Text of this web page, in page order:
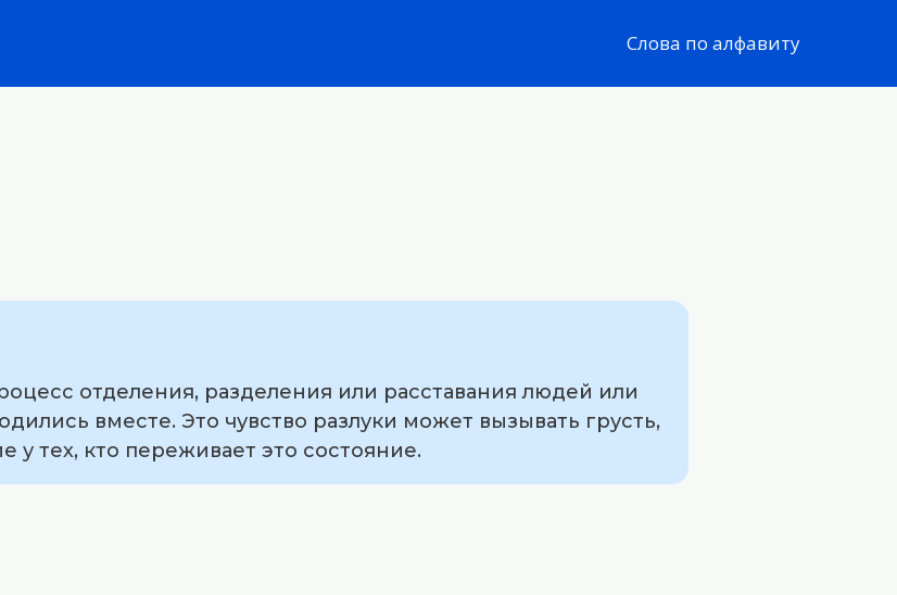
Слова по алфавиту
отделения, разделения или расставания людей или
вместе. Это чувство разлуки может вызывать грусть,
у тех, кто переживает это состояние.